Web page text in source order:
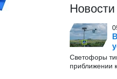
Светофоры
приближении